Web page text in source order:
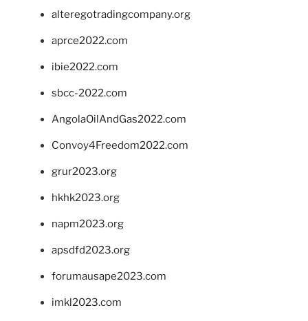
alteregotradingcompany.org
aprce2022.com
ibie2022.com
sbcc-2022.com
AngolaOilAndGas2022.com
Convoy4Freedom2022.com
grur2023.org
hkhk2023.org
napm2023.org
apsdfd2023.org
forumausape2023.com
imkl2023.com